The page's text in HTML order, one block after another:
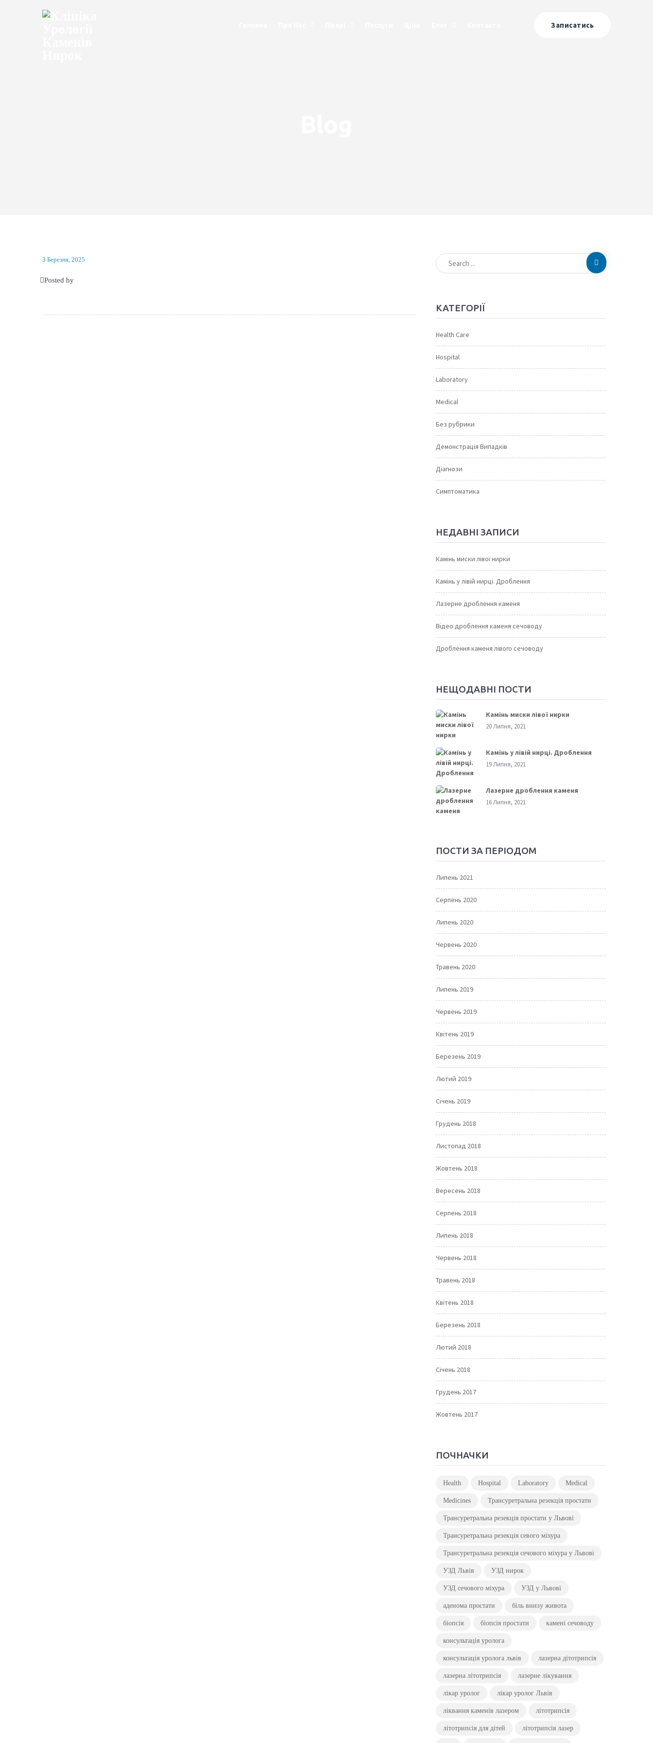
Записатись
3 Березня, 2025
Posted by
КАТЕГОРІЇ
Health Care
Hospital
Laboratory
Medical
Без рубрики
Демонстрація Випадків
Діагнози
Симптоматика
НЕДАВНІ ЗАПИСИ
Камінь миски лівої нирки
Камінь у лівій нирці. Дроблення
Лазерне дроблення каменя
Відео дроблення каменя сечоводу
Дроблення каменя лівого сечоводу
НЕЩОДАВНІ ПОСТИ
Камінь миски лівої нирки
20 Липня, 2021
Камінь у лівій нирці. Дроблення
19 Липня, 2021
Лазерне дроблення каменя
16 Липня, 2021
ПОСТИ ЗА ПЕРІОДОМ
Липень 2021
Серпень 2020
Липень 2020
Червень 2020
Травень 2020
Липень 2019
Червень 2019
Квітень 2019
Березень 2019
Лютий 2019
Січень 2019
Грудень 2018
Листопад 2018
Жовтень 2018
Вересень 2018
Серпень 2018
Липень 2018
Червень 2018
Травень 2018
Квітень 2018
Березень 2018
Лютий 2018
Січень 2018
Грудень 2017
Жовтень 2017
ПОЧНАЧКИ
Health Hospital Laboratory Medical
Medicines Трансуретральна резекція простати
Трансуретральна резекція простати у Львові
Трансуретральна резекція севого міхура
Трансуретральна резекція сечового міхура у Львові
УЗД Львів УЗД нирок
УЗД сечового міхура УЗД у Львові
аденома простати біль внизу живота
біопсія біопсія простати камені сечоводу
консультація уролога
консультація уролога львів лазерна дітотрипсія
лазерна літотрипсія лазерне лікування
лікар уролог лікар уролог Львів
ліквання каменів лазером літотрипсія
літотрипсія для дітей літотрипсія лазер